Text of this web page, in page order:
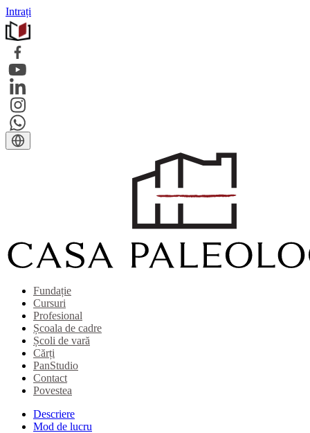
Intrați
Fundație
Cursuri
Profesional
Școala de cadre
Școli de vară
Cărți
PanStudio
Contact
Povestea
Descriere
Mod de lucru